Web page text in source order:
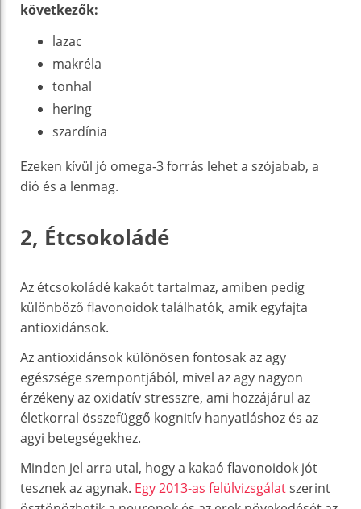
következők:
lazac
makréla
tonhal
hering
szardínia
Ezeken kívül jó omega-3 forrás lehet a szójabab, a
dió és a lenmag.
2, Étcsokoládé
Az étcsokoládé kakaót tartalmaz, amiben pedig
különböző flavonoidok találhatók, amik egyfajta
antioxidánsok.
Az antioxidánsok különösen fontosak az agy
egészsége szempontjából, mivel az agy nagyon
érzékeny az oxidatív stresszre, ami hozzájárul az
életkorral összefüggő kognitív hanyatláshoz és az
agyi betegségekhez.
Minden jel arra utal, hogy a kakaó flavonoidok jót
tesznek az agynak. Egy 2013-as felülvizsgálatszerint